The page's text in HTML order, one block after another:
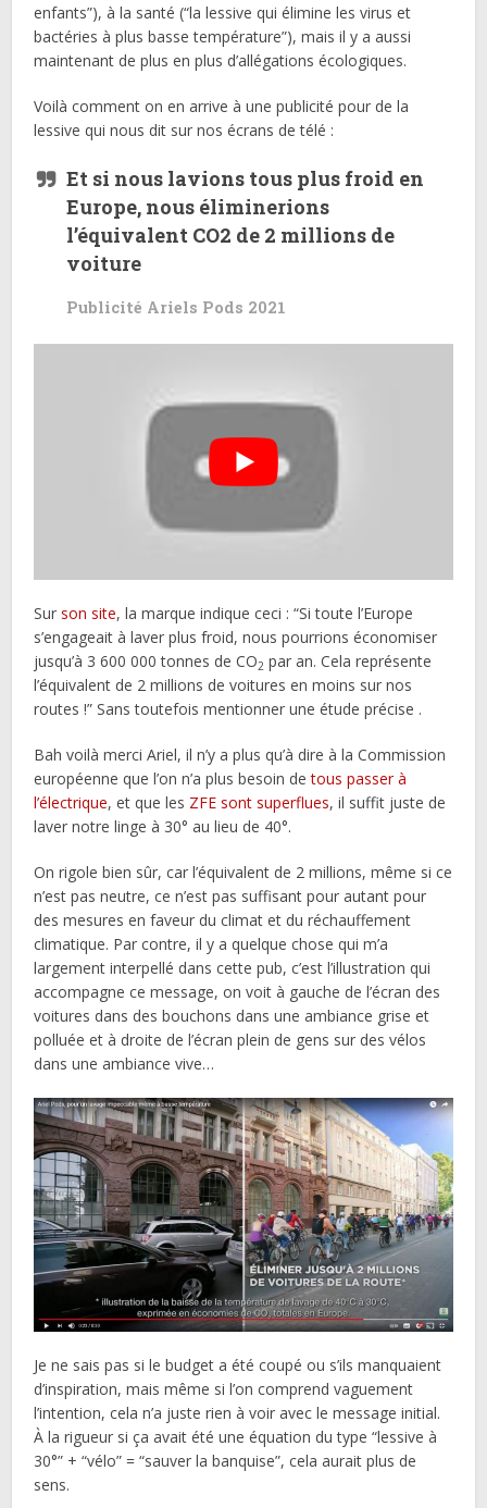
enfants”), à la santé (“la lessive qui élimine les virus et
bactéries à plus basse température”), mais il y a aussi
maintenant de plus en plus d’allégations écologiques.
Voilà comment on en arrive à une publicité pour de la
lessive qui nous dit sur nos écrans de télé :
Et si nous lavions tous plus froid en
Europe, nous éliminerions
l’équivalent CO2 de 2 millions de
voiture
Publicité Ariels Pods 2021
Surson site, la marque indique ceci : “Si toute l’Europe
s’engageait à laver plus froid, nous pourrions économiser
jusqu’à 3 600 000 tonnes de CO2 par an. Cela représente
l’équivalent de 2 millions de voitures en moins sur nos
routes !” Sans toutefois mentionner une étude précise .
Bah voilà merci Ariel, il n’y a plus qu’à dire à la Commission
européenne que l’on n’a plus besoin detous passer à
l’électrique, et que les ZFE sont superflues, il suffit juste de
laver notre linge à 30° au lieu de 40°.
On rigole bien sûr, car l’équivalent de 2 millions, même si ce
n’est pas neutre, ce n’est pas suffisant pour autant pour
des mesures en faveur du climat et du réchauffement
climatique. Par contre, il y a quelque chose qui m’a
largement interpellé dans cette pub, c’est l’illustration qui
accompagne ce message, on voit à gauche de l’écran des
voitures dans des bouchons dans une ambiance grise et
polluée et à droite de l’écran plein de gens sur des vélos
dans une ambiance vive…
Je ne sais pas si le budget a été coupé ou s’ils manquaient
d’inspiration, mais même si l’on comprend vaguement
l’intention, cela n’a juste rien à voir avec le message initial.
À la rigueur si ça avait été une équation du type “lessive à
30°” + “vélo” = “sauver la banquise”, cela aurait plus de
sens.